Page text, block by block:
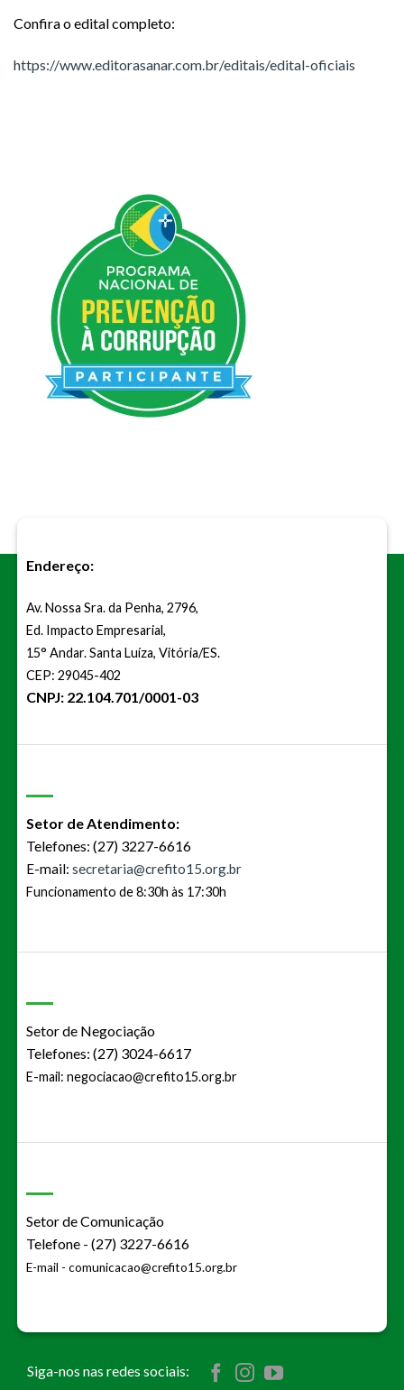
Confira o edital completo:
https://www.editorasanar.com.br/editais/edital-oficiais
Endereço:
Av. Nossa Sra. da Penha, 2796,
Ed. Impacto Empresarial,
15° Andar. Santa Luíza, Vitória/ES.
CEP: 29045-402
CNPJ: 22.104.701/0001-03
Setor de Atendimento:
Telefones: (27) 3227-6616
E-mail: secretaria@crefito15.org.br
Funcionamento de 8:30h às 17:30h
Setor de Negociação
Telefones: (27) 3024-6617
E-mail: negociacao@crefito15.org.br
Setor de Comunicação
Telefone - (27) 3227-6616
E-mail - comunicacao@crefito15.org.br
Siga-nos nas redes sociais: